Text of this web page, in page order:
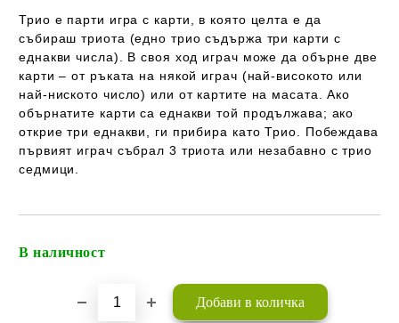
Трио е парти игра с карти, в която целта е да
събираш триота (едно трио съдържа три карти с
еднакви числа). В своя ход играч може да обърне две
карти – от ръката на някой играч (най-високото или
най-ниското число) или от картите на масата. Ако
обърнатите карти са еднакви той продължава; ако
открие три еднакви, ги прибира като Трио. Побеждава
първият играч събрал 3 триота или незабавно с трио
седмици.
В наличност